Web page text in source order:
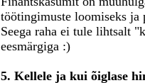
töötingimuste loomiseks ja
Seega raha ei tule lihtsalt
eesmärgiga :)
5. Kellele ja kui õiglase